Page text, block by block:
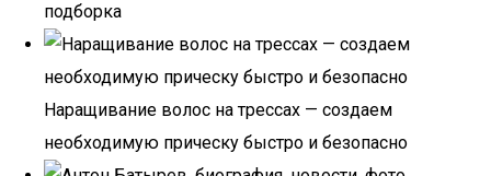
подборка
Наращивание волос на трессах — создаем
необходимую прическу быстро и безопасно